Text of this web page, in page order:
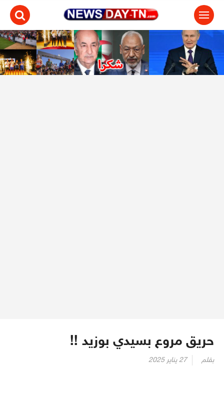
حريق مروع بسيدي بوزيد !!
بقلم
Posted
27 يناير 2025